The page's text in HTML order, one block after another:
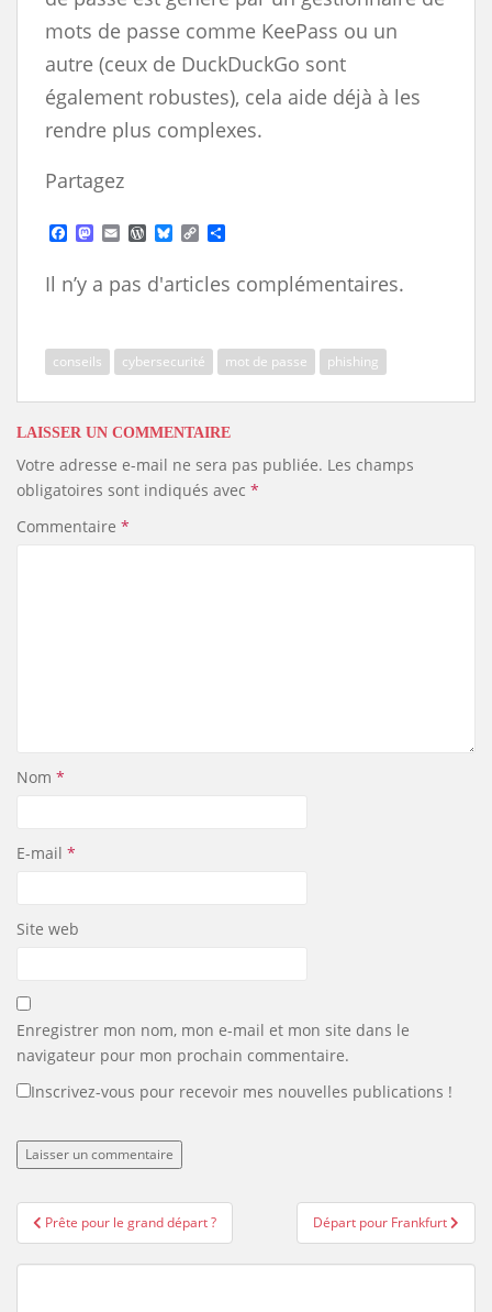
mots de passe comme KeePass ou un
autre (ceux de DuckDuckGo sont
également robustes), cela aide déjà à les
rendre plus complexes.
Partagez
a
e
b
k
M
a
t
n
E
m
i
W
o
d
s
s
B
e
C
o
y
k
r
Il n’y a pas d'articles complémentaires.
conseils cybersecurité mot de passe phishing
LAISSER UN COMMENTAIRE
Votre adresse e-mail ne sera pas publiée. Les champs
obligatoires sont indiqués avec *
Commentaire *
Nom *
E-mail *
Site web
Enregistrer mon nom, mon e-mail et mon site dans le
navigateur pour mon prochain commentaire.
Inscrivez-vous pour recevoir mes nouvelles publications !
Navigation
de
l’article
Prête pour le grand départ ? Départ pour Frankfurt